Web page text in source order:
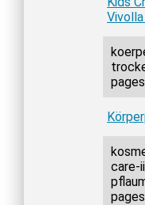
pages
care-
pages